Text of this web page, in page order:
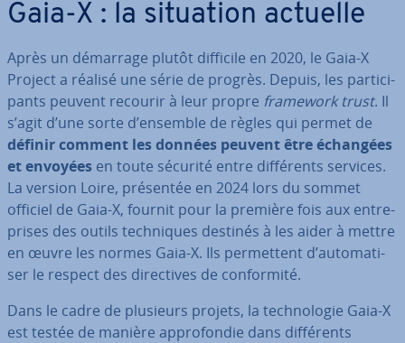
Gaia-X : la situation actuelle
Après un démarrage plutôt difficile en 2020, le Gaia-X
Project a réalisé une série de progrès. Depuis, les par­ti­ci­
pants peuvent recourir à leur propre framework trust. Il
s’agit d’une sorte d’ensemble de règles qui permet de
définir comment les données peuvent être échangées
et envoyées en toute sécurité entre dif­fé­rents services.
La version Loire, présentée en 2024 lors du sommet
officiel de Gaia-X, fournit pour la première fois aux en­tre­
prises des outils tech­niques destinés à les aider à mettre
en œuvre les normes Gaia-X. Ils per­met­tent d’au­to­ma­ti­
ser le respect des di­rec­tives de con­for­mité.
Dans le cadre de plusieurs projets, la tech­no­lo­gie Gaia-X
est testée de manière ap­pro­fon­die dans dif­fé­rents